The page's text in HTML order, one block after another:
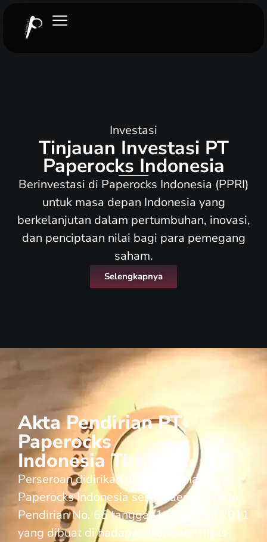
Investasi
Tinjauan Investasi PT
Paperocks Indonesia
Berinvestasi di Paperocks Indonesia (PPRI)
untuk masa depan Indonesia yang
berkelanjutan dalam pertumbuhan, inovasi,
dan penciptaan nilai bagi para pemegang
saham.
Selengkapnya
Akta Pendirian PT
Paperocks
Indonesia Tbk.
Perseroan didirikan dengan nama PT
Paperocks Indonesia sesuai dengan Akta
Pendirian No. 65 tanggal 14 Februari 2011
yang dibuat di hadapan Buntario Tigris